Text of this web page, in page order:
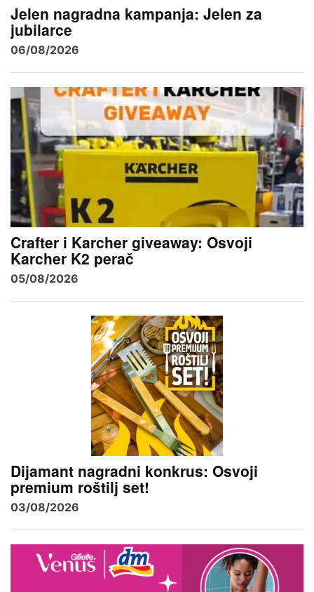
Jelen nagradna kampanja: Jelen za
jubilarce
06/08/2026
Crafter i Karcher giveaway: Osvoji
Karcher K2 perač
05/08/2026
Dijamant nagradni konkrus: Osvoji
premium roštilj set!
03/08/2026